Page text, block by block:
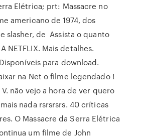
Elétrica; prt: Massacre no
americano de 1974, dos
slasher, de Assista o quanto
NETFLIX. Mais detalhes.
para download.
na Net o filme legendado !
V. não vejo a hora de ver quero
nada rsrsrsrs. 40 críticas
O Massacre da Serra Elétrica
um filme de John